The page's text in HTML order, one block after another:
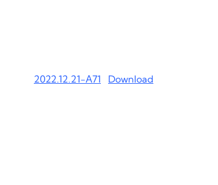
2022.12.21-А71 Download